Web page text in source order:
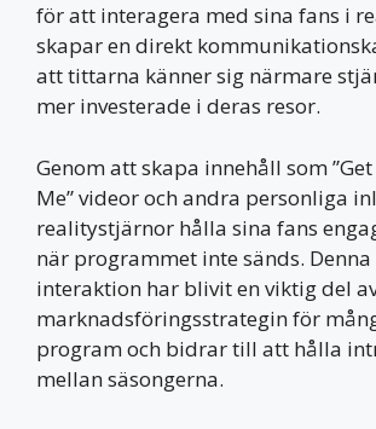
för att interagera med sina fans i
skapar en direkt
att tittarna känner sig närmare
mer investerade i deras resor.
Genom att skapa innehåll som
Me” videor och andra personliga
realitystjärnor hålla sina fans
när programmet inte sänds.
interaktion har blivit en viktig del
marknadsföringsstrategin för
program och bidrar till att hålla
mellan säsongerna.